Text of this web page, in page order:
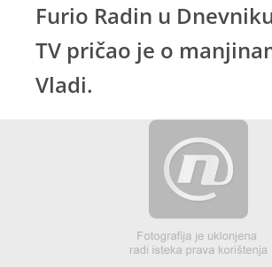
Furio Radin u
TV pričao je o
Vladi.